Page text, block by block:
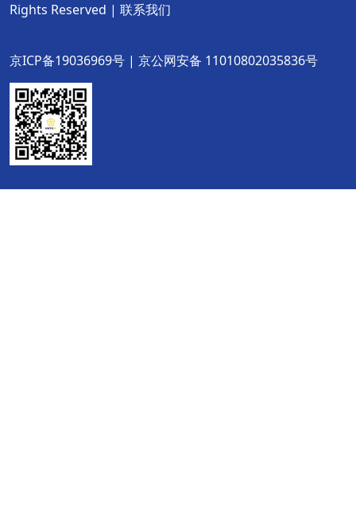
Rights Reserved | 联系我们
京ICP备19036969号 | 京公网安备 11010802035836号